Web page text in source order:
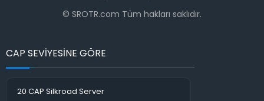
© SROTR.com Tüm hakları saklıdır.
CAP SEVİYESİNE GÖRE
20 CAP Silkroad Server